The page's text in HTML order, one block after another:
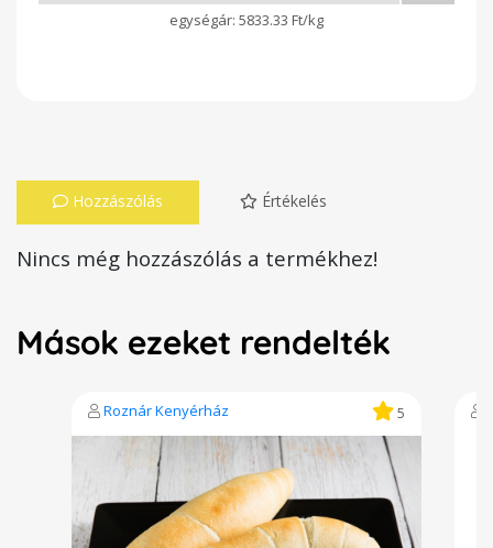
5833.33 Ft/kg
Hozzászólás Értékelés
Nincs még hozzászólás a termékhez!
Mások ezeket rendelték
Roznár Kenyérház 5